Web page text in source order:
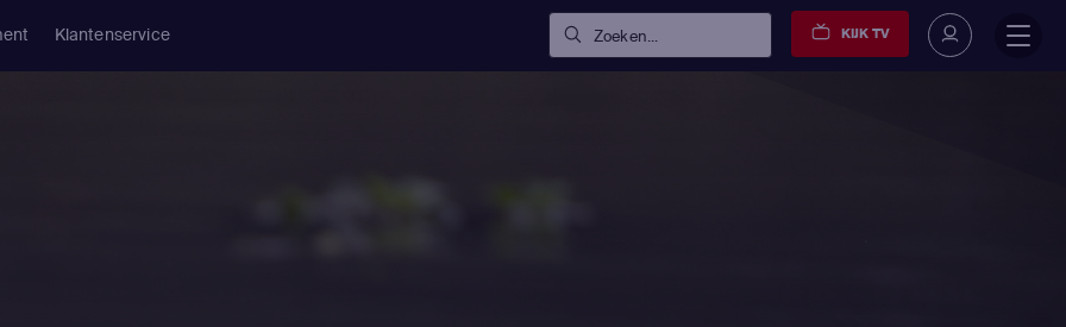
Klantenservice Zoeken... KIJK TV